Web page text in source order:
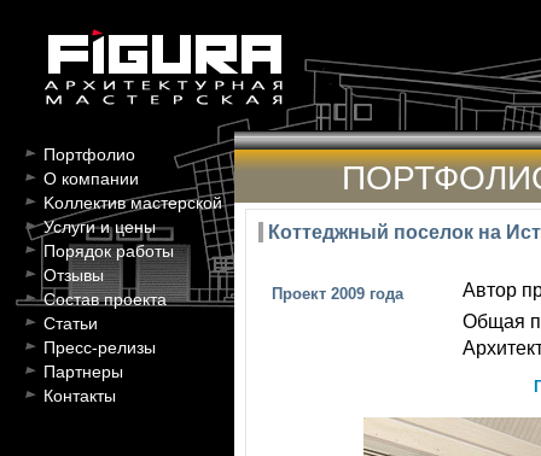
Портфолио
О компании
Kоллектив мастерской
Услуги и цены
Порядок работы
Отзывы
Состав проекта
Статьи
Пресс-релизы
Партнеры
Контакты
Коттеджный поселок на
Проект 2009 года
Автор
Общая